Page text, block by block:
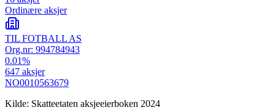
Ordinære aksjer
TIL FOTBALL AS
Org.nr: 994784943
0.01%
647 aksjer
NO0010563679
Kilde: Skatteetaten aksjeeierboken 2024